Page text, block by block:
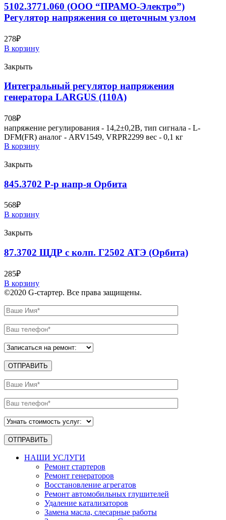
5102.3771.060 (ООО “ПРАМО-Электро”)
Регулятор напряжения со щеточным узлом
278₽
В корзину
Закрыть
Интегральный регулятор напряжения
генератора LARGUS (110А)
708₽
напряжение регулирования - 14,2±0,2В, тип сигнала - L-
DFM(FR) аналог - ARV1549, VRPR2299 вес - 0,1 кг
В корзину
Закрыть
845.3702 Р-р напр-я Орбита
568₽
В корзину
Закрыть
87.3702 ЩДР с колп. Г2502 АТЭ (Орбита)
285₽
В корзину
©2020 G-стартер. Все права защищены.
НАШИ УСЛУГИ
Ремонт стартеров
Ремонт генераторов
Восстановление агрегатов
Ремонт автомобильных глушителей
Удаление катализаторов
Замена масла, слесарные работы